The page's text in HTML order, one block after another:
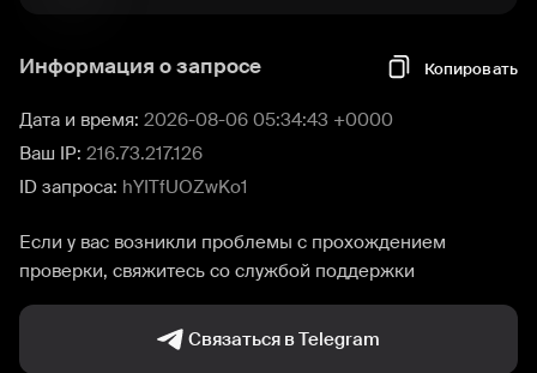
Информация о запросе Копировать
Дата и время: 2026-08-06 05:34:43 +0000
Ваш IP: 216.73.217.126
ID запроса: hYITfUOZwKo1
Если у вас возникли проблемы с прохождением
проверки, свяжитесь со службой поддержки
Связаться в Telegram